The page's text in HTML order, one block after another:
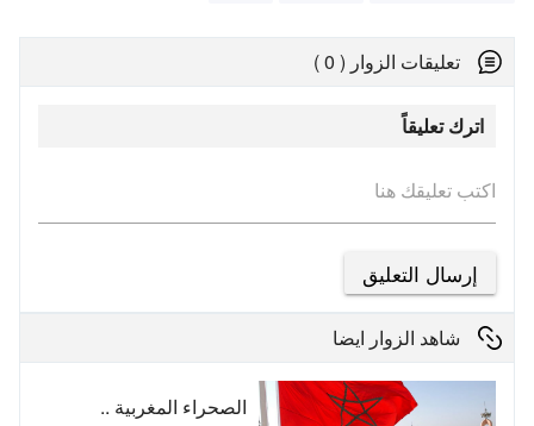
تعليقات الزوار ( 0 )
اترك تعليقاً
اكتب تعليقك هنا
شاهد الزوار ايضا
الصحراء المغربية ..